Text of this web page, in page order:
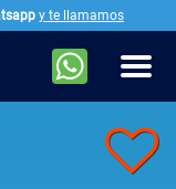
y te llamamos